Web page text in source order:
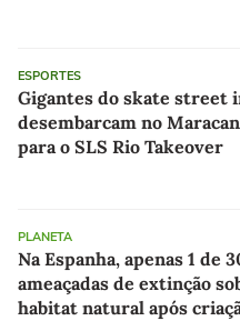
ESPORTES
Gigantes do skate street
desembarcam no
para o SLS Rio Takeover
PLANETA
Na Espanha, apenas 1 de
ameaçadas de extinção
habitat natural após